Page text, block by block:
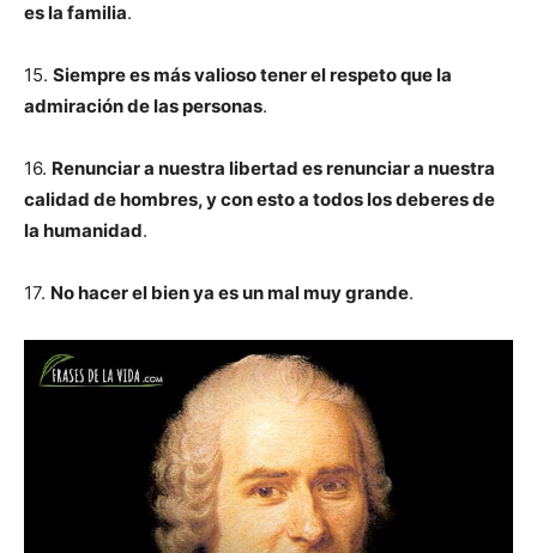
es la familia.
15. Siempre es más valioso tener el respeto que la
admiración de las personas.
16. Renunciar a nuestra libertad es renunciar a nuestra
calidad de hombres, y con esto a todos los deberes de
la humanidad.
17. No hacer el bien ya es un mal muy grande.